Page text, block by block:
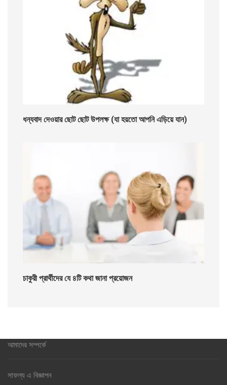
ধন্যবাদ দেওয়ার ছোট ছোট উপলক্ষ (যা হয়তো আপনি এড়িয়ে যান)
চাকুরী প্রার্থীদের যে ৪টি কথা জানা প্রয়োজন
আমাদের সম্পর্কে
সাফল্য এ বিজ্ঞাপন